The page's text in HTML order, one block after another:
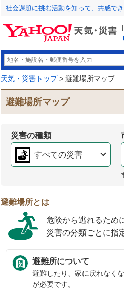
社会課題に挑む活動を知って、共感で
天気・災害トップ> 避難場所マップ
避難場所マップ
災害の種類
すべての災害
避難場所とは
危険から逃れるため
災害の分類ごとに指
避難所について
避難したり、家に戻れなく
が必要です。